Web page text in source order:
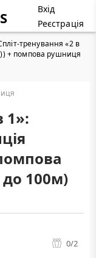
Вхід
Реєстрація
тренування «2 в
+ помпова рушниця
1»:
100м)
0/2